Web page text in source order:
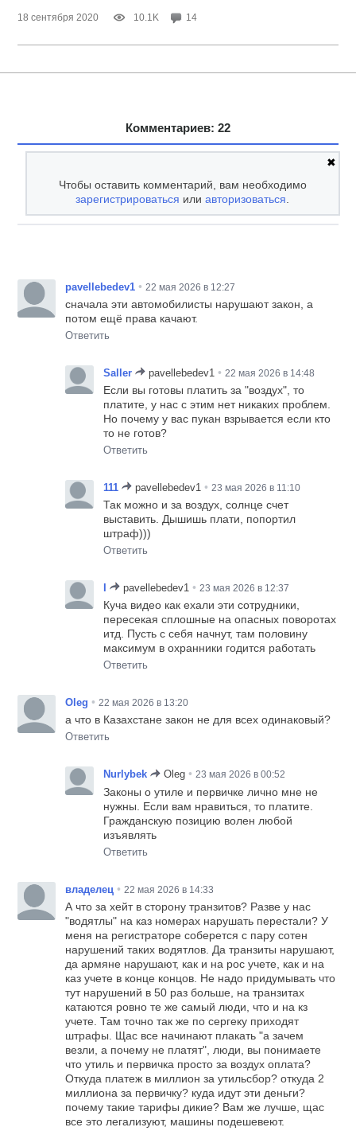
18 сентября 2020 10.1K 14
Комментариев: 22
✖
Чтобы оставить комментарий, вам необходимо
зарегистрироваться илиавторизоваться.
pavellebedev1 • 22 мая 2026 в 12:27
сначала эти автомобилисты нарушают закон, а
потом ещё права качают.
Ответить
Saller pavellebedev1 • 22 мая 2026 в 14:48
Если вы готовы платить за "воздух", то
платите, у нас с этим нет никаких проблем.
Но почему у вас пукан взрывается если кто
то не готов?
Ответить
111 pavellebedev1 • 23 мая 2026 в 11:10
Так можно и за воздух, солнце счет
выставить. Дышишь плати, попортил
штраф)))
Ответить
pavellebedev1 • 23 мая 2026 в 12:37
Куча видео как ехали эти сотрудники,
пересекая сплошные на опасных поворотах
итд. Пусть с себя начнут, там половину
максимум в охранники годится работать
Ответить
Oleg • 22 мая 2026 в 13:20
а что в Казахстане закон не для всех одинаковый?
Ответить
Nurlybek Oleg • 23 мая 2026 в 00:52
Законы о утиле и первичке лично мне не
нужны. Если вам нравиться, то платите.
Гражданскую позицию волен любой
изъявлять
Ответить
владелец • 22 мая 2026 в 14:33
А что за хейт в сторону транзитов? Разве у нас
"водятлы" на каз номерах нарушать перестали? У
меня на регистраторе соберется с пару сотен
нарушений таких водятлов. Да транзиты нарушают,
да армяне нарушают, как и на рос учете, как и на
каз учете в конце концов. Не надо придумывать что
тут нарушений в 50 раз больше, на транзитах
катаются ровно те же самый люди, что и на кз
учете. Там точно так же по сергеку приходят
штрафы. Щас все начинают плакать "а зачем
везли, а почему не платят", люди, вы понимаете
что утиль и первичка просто за воздух оплата?
Откуда платеж в миллион за утильсбор? откуда 2
миллиона за первичку? куда идут эти деньги?
почему такие тарифы дикие? Вам же лучше, щас
все это легализуют, машины подешевеют.